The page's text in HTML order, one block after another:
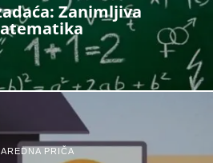
Zanimljiva
PRIČA